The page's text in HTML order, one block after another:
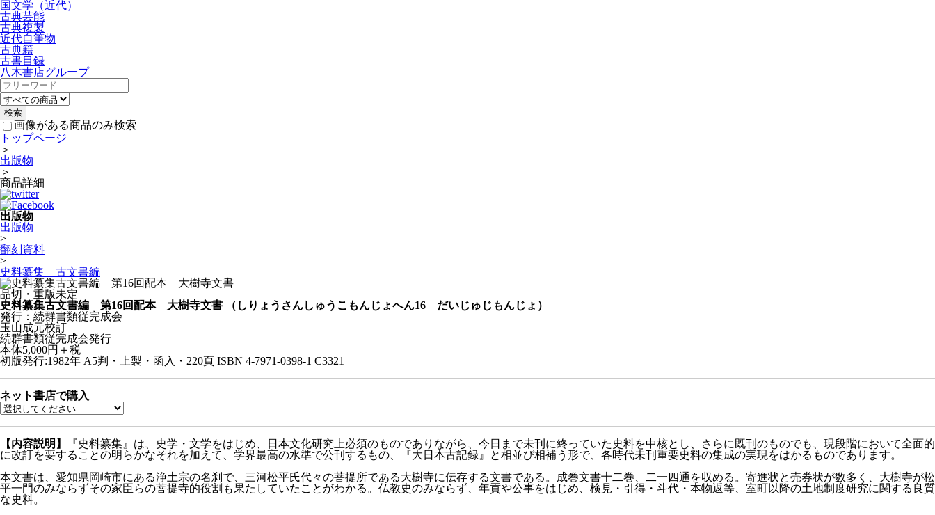
国文学（近代）
古典芸能
古典複製
近代自筆物
古典籍
古書目録
八木書店グループ
画像がある商品のみ検索
トップページ
＞
出版物
＞
商品詳細
出版物
出版物
>
翻刻資料
>
史料纂集 古文書編
品切・重版未定
史料纂集古文書編 第16回配本 大樹寺文書
（しりょうさんしゅうこもんじょへん16 だいじゅじもんじょ）
発行：続群書類従完成会
玉山成元校訂
続群書類従完成会発行
本体5,000円＋税
初版発行:1982年 A5判・上製・函入・220頁 ISBN 4-7971-0398-1 C3321
ネット書店で購入
【内容説明】
『史料纂集』は、史学・文学をはじめ、日本文化研究上必須のものでありながら、今日まで未刊に終っていた史料を中核とし、さらに既刊のものでも、現段階において全面的
に改訂を要することの明らかなそれを加えて、学界最高の水準で公刊するもの、『大日本古記録』と相並び相補う形で、各時代未刊重要史料の集成の実現をはかるものであります。
本文書は、愛知県岡崎市にある浄土宗の名刹で、三河松平氏代々の菩提所である大樹寺に伝存する文書である。成巻文書十二巻、二一四通を収める。寄進状と売券状が数多く、大樹寺が松
平一門のみならずその家臣らの菩提寺的役割も果たしていたことがわかる。仏教史のみならず、年貢や公事をはじめ、検見・引得・斗代・本物返等、室町以降の土地制度研究に関する良質
な史料。